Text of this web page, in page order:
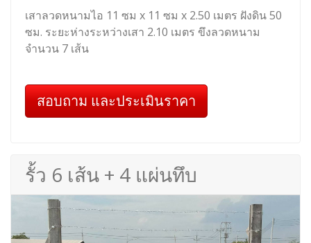
เสาลวดหนามไอ 11 ซม x 11 ซม x 2.50 เมตร ฝังดิน 50
ซม. ระยะห่างระหว่างเสา 2.10 เมตร ขึงลวดหนาม
จำนวน 7 เส้น
สอบถาม และประเมินราคา
รั้ว 6 เส้น + 4 แผ่นทึบ